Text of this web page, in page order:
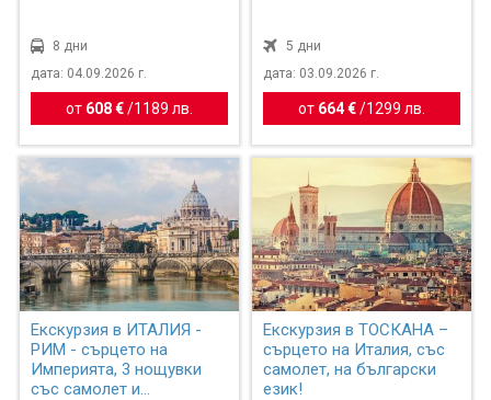
8 дни
дата: 04.09.2026 г.
от 608 € / 1189 лв.
5 дни
дата: 03.09.2026 г.
от 664 €/ 1299 лв.
Екскурзия в ИТАЛИЯ -
РИМ - сърцето на
Империята, 3 нощувки
със самолет и
Екскурзия в ТОСКАНА –
сърцето на Италия, със
самолет, на български
език!